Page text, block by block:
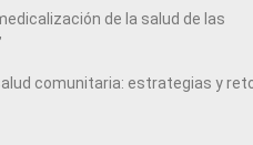
de la salud de las
comunitaria: estrategias y